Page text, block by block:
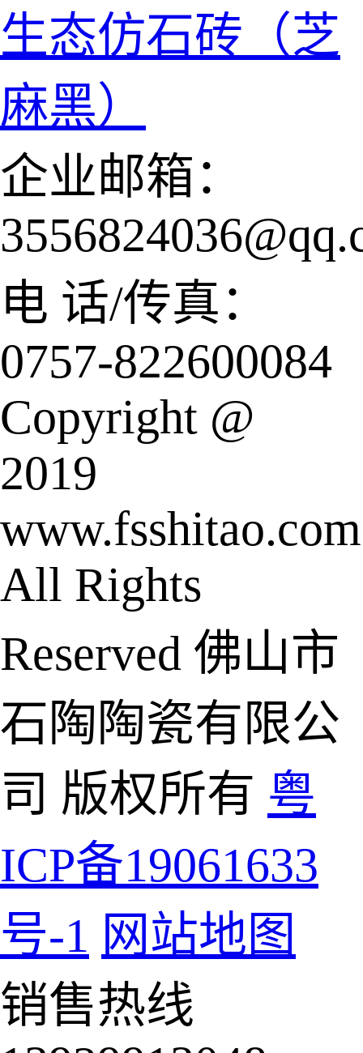
生态仿石砖（芝
麻黑）
企业邮箱：
电 话/传真：
0757-822600084
Copyright @
2019
www.fsshitao.com
All Rights
Reserved 佛山市
石陶陶瓷有限公
司 版权所有 粤
ICP备19061633
号-1 网站地图
销售热线